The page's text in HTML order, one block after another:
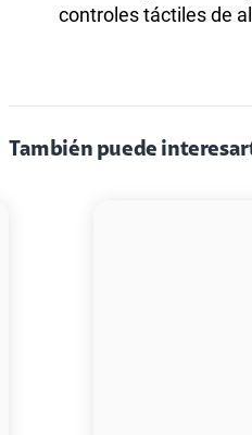
controles táctiles de
También puede